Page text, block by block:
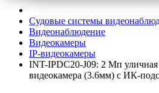
Судовые системы
Видеонаблюдение
Видеокамеры
IP-видеокамеры
INT-IPDC20-J09: 2 Мп уличная
видеокамера (3.6мм) с ИК-